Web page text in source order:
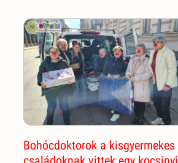
Bohócdoktorok a kisgyermekes